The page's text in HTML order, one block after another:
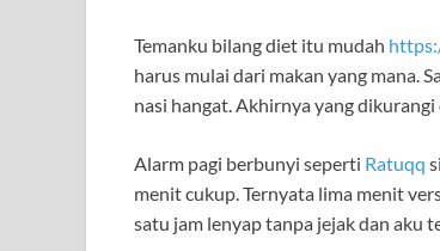
Temanku bilang diet itu mudah
harus mulai dari makan yang mana.
nasi hangat. Akhirnya yang
Alarm pagi berbunyi seperti Ratuqq
menit cukup. Ternyata lima menit
satu jam lenyap tanpa jejak dan aku